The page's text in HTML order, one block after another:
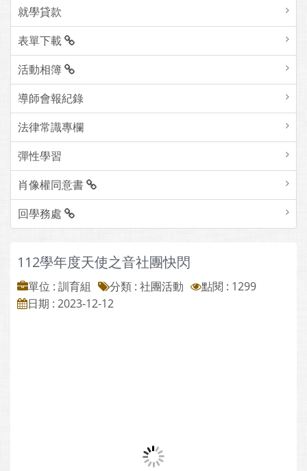
就學貸款
表單下載
活動相簿
導師會報紀錄
法律常識專欄
彈性學習
肖像權同意書
回學務處
112學年度天使之音社團快閃
單位 : 訓育組 分類 : 社團活動
點閱 : 1299
日期 : 2023-12-12